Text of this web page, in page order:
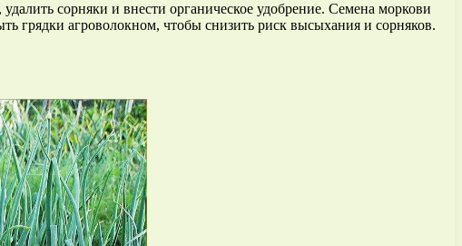
сорняки и внести органическое удобрение. Семена моркови
грядки агроволокном, чтобы снизить риск высыхания и сорняков.